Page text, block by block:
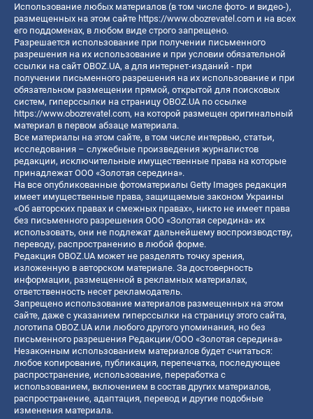
Использование любых материалов (в том числе фото- и видео-),
размещенных на этом сайте https://www.obozrevatel.com и на всех
его поддоменах, в любом виде строго запрещено.
Разрешается использование при получении письменного
разрешения на их использование и при условии обязательной
ссылки на сайт OBOZ.UA, а для интернет-изданий - при
получении письменного разрешения на их использование и при
обязательном размещении прямой, открытой для поисковых
систем, гиперссылки на страницу OBOZ.UA по ссылке
https://www.obozrevatel.com, на которой размещен оригинальный
материал в первом абзаце материала.
Все материалы на этом сайте, в том числе интервью, статьи,
исследования – служебные произведения журналистов
редакции, исключительные имущественные права на которые
принадлежат ООО «Золотая середина».
На все опубликованные фотоматериалы Getty Images редакция
имеет имущественные права, защищаемые законом Украины
«Об авторских правах и смежных правах», никто не имеет права
без письменного разрешения ООО «Золотая середина» их
использовать, они не подлежат дальнейшему воспроизводству,
переводу, распространению в любой форме.
Редакция OBOZ.UA может не разделять точку зрения,
изложенную в авторском материале. За достоверность
информации, размещенной в рекламных материалах,
ответственность несет рекламодатель.
Запрещено использование материалов размещенных на этом
сайте, даже с указанием гиперссылки на страницу этого сайта,
логотипа OBOZ.UA или любого другого упоминания, но без
письменного разрешения Редакции/ООО «Золотая середина»
Незаконным использованием материалов будет считаться:
любое копирование, публикация, перепечатка, последующее
распространение, использование, переработка с
использованием, включением в состав других материалов,
распространение, адаптация, перевод и другие подобные
изменения материала.